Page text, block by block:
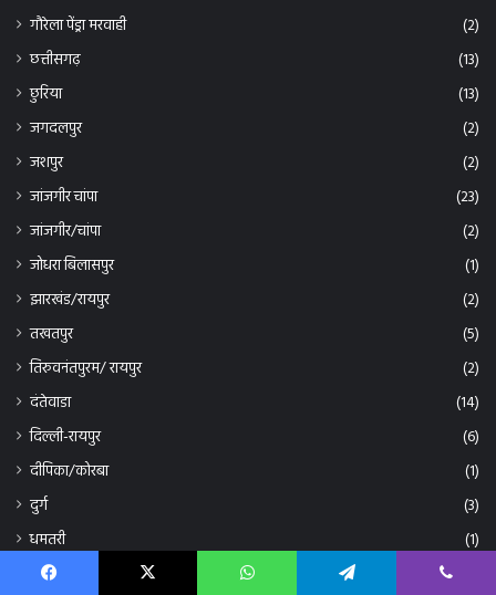
गौरेला पेंड्रा मरवाही
(2)
छत्तीसगढ़
(13)
छुरिया
(13)
जगदलपुर
(2)
जशपुर
(2)
जांजगीर चांपा
(23)
जांजगीर/चांपा
(2)
जोधरा बिलासपुर
(1)
झारखंड/रायपुर
(2)
तखतपुर
(5)
तिरुवनंतपुरम/ रायपुर
(2)
दंतेवाडा
(14)
दिल्ली-रायपुर
(6)
दीपिका/कोरबा
(1)
दुर्ग
(3)
धमतरी
(1)
नई दिल्ली